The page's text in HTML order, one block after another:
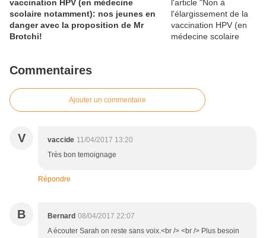
vaccination HPV (en médecine
scolaire notamment): nos jeunes en
danger avec la proposition de Mr
Brotchi!
Commentaires
Ajouter un commentaire
V vaccide 11/04/2017 13:20
Très bon temoignage
Répondre
B Bernard 08/04/2017 22:07
A écouter Sarah on reste sans voix.<br /> <br /> Plus besoin